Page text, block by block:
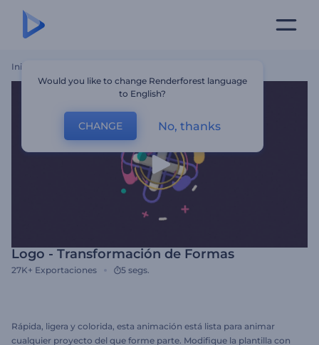
Inicio
Logo - Transformación de Formas
27K+ Exportaciones 5 segs.
Rápida, ligera y colorida, esta animación está lista para animar
cualquier proyecto del que forme parte. Modifique la plantilla con
Would you like to change Renderforest language
to English?
CHANGE No, thanks